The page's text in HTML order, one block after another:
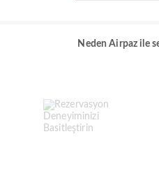
Neden Airpaz ile